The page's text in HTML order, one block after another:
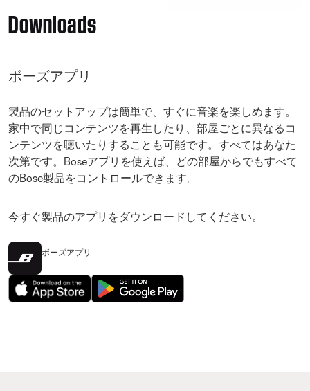
Downloads
ボーズアプリ
製品のセットアップは簡単で、すぐに音楽を楽しめます。
家中で同じコンテンツを再生したり、部屋ごとに異なるコ
ンテンツを聴いたりすることも可能です。すべてはあなた
次第です。Boseアプリを使えば、どの部屋からでもすべて
のBose製品をコントロールできます。
今すぐ製品のアプリをダウンロードしてください。
ボーズアプリ